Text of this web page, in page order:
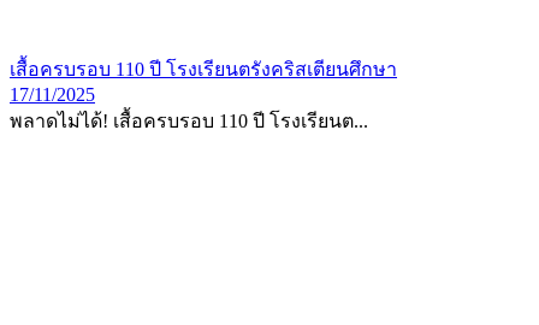
เสื้อครบรอบ 110 ปี โรงเรียนตรังคริสเตียนศึกษา
17/11/2025
พลาดไม่ได้! เสื้อครบรอบ 110 ปี โรงเรียนต...